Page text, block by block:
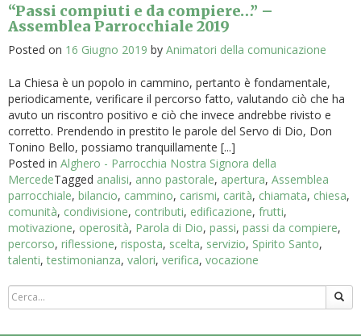
“Passi compiuti e da compiere…” –
Assemblea Parrocchiale 2019
Posted on 16 Giugno 2019 by Animatori della comunicazione
La Chiesa è un popolo in cammino, pertanto è fondamentale,
periodicamente, verificare il percorso fatto, valutando ciò che ha
avuto un riscontro positivo e ciò che invece andrebbe rivisto e
corretto. Prendendo in prestito le parole del Servo di Dio, Don
Tonino Bello, possiamo tranquillamente [...]
Posted in Alghero - Parrocchia Nostra Signora della
MercedeTagged analisi, anno pastorale, apertura, Assemblea
parrocchiale, bilancio, cammino, carismi, carità, chiamata, chiesa,
comunità, condivisione, contributi, edificazione, frutti,
motivazione, operosità, Parola di Dio, passi, passi da compiere,
percorso, riflessione, risposta, scelta, servizio, Spirito Santo,
talenti,testimonianza, valori, verifica, vocazione